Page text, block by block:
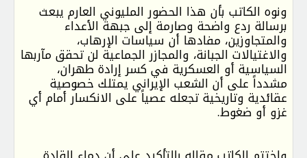
ونوه الكاتب بأن هذا الحضور المليوني العارم يبعث
برسالة ردع واضحة وصارمة إلى جبهة الأعداء
والمتجاوزين، مفادها أن سياسات الإرهاب،
والاغتيالات الجبانة، والمجازر الجماعية لن تحقق مآربها
السياسية أو العسكرية في كسر إرادة طهران،
مشدداً على أن الشعب الإيراني يمتلك خصوصية
عقائدية وتاريخية تجعله عصياً على الانكسار أمام أي
غزو أو ضغوط.